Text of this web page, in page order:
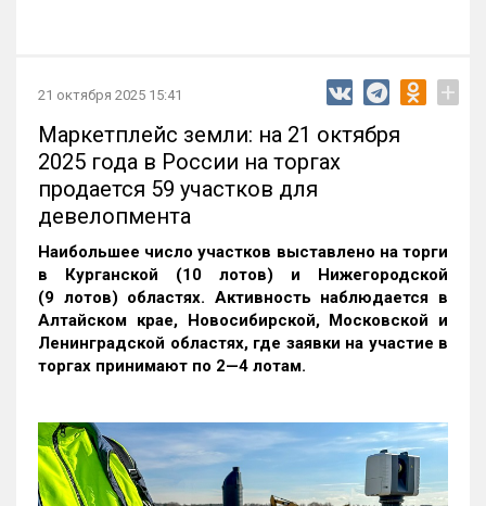
21 октября 2025 15:41 +
Маркетплейс земли: на 21 октября
2025 года в России на торгах
продается 59 участков для
девелопмента
Наибольшее число участков выставлено на торги
в Курганской (10 лотов) и Нижегородской
(9 лотов) областях. Активность наблюдается в
Алтайском крае, Новосибирской, Московской и
Ленинградской областях, где заявки на участие в
торгах принимают по 2—4 лотам.